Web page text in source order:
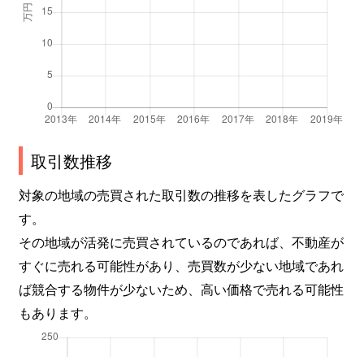
取引数推移
対象の地域の売買された取引数の推移を表したグラフで
す。
その地域が活発に売買されているのであれば、不動産が
すぐに売れる可能性があり、売買数が少ない地域であれ
ば競合する物件が少ないため、高い価格で売れる可能性
もあります。